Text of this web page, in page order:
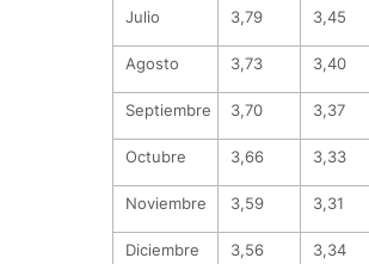
Julio 3,79 3,45
Agosto 3,73 3,40
Septiembre 3,70 3,37
Octubre 3,66 3,33
Noviembre 3,59 3,31
Diciembre 3,56 3,34